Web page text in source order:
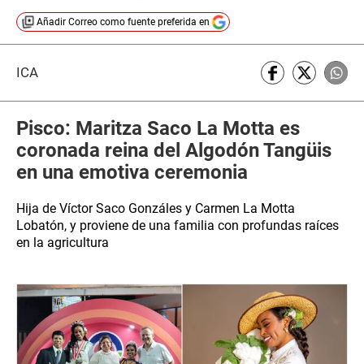
Añadir Correo como fuente preferida en
ICA
Pisco: Maritza Saco La Motta es
coronada reina del Algodón Tangüis
en una emotiva ceremonia
Hija de Víctor Saco Gonzáles y Carmen La Motta
Lobatón, y proviene de una familia con profundas raíces
en la agricultura